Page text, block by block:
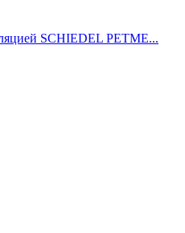
SCHIEDEL PETME...